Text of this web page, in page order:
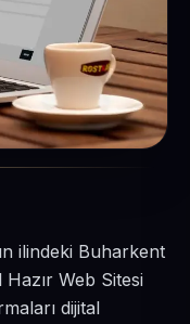
ilindeki Buharkent
Web Sitesi
dijital